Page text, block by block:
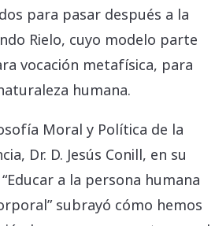
para pasar después a la
Rielo, cuyo modelo parte
vocación metafísica, para
humana.
Moral y Política de la
Dr. D. Jesús Conill, en su
a la persona humana
subrayó cómo hemos